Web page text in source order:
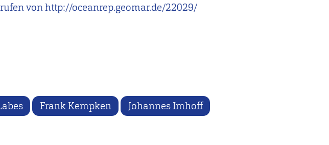
von http://oceanrep.geomar.de/22029/
Frank Kempken Johannes Imhoff